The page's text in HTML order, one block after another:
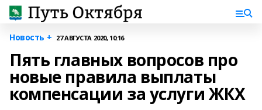
Новость + 27 АВГУСТА 2020, 10:16
Пять главных вопросов про
новые правила выплаты
компенсации за услуги ЖКХ